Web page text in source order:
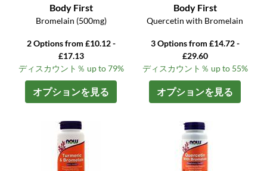
Body First
Bromelain (500mg)
2 Options from £10.12 -
£17.13
ディスカウント％ up to 79%
オプションを見る
Body First
Quercetin with Bromelain
3 Options from £14.72 -
£29.60
ディスカウント％ up to 55%
オプションを見る